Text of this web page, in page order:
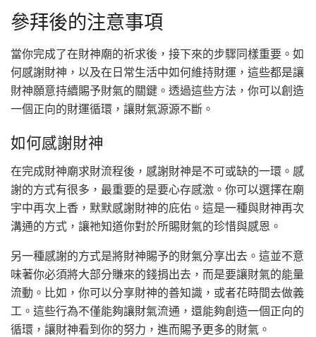
參拜後的注意事項
當你完成了在財神廟的祈求後，接下來的步驟同樣重要。如
何感謝財神，以及在日常生活中如何維持財運，這些都是讓
財神願意持續賜予財氣的關鍵。透過這些方法，你可以創造
一個正向的財運循環，讓財氣源源不斷。
如何感謝財神
在完成財神廟求財流程後，感謝財神是不可或缺的一環。感
謝的方式有很多，最重要的是要心存感激。你可以選擇在廟
宇中再次上香，默默感謝財神的庇佑。這是一種與財神再次
溝通的方式，讓祂知道你對於所賜財氣的珍惜與感恩。
另一種感謝的方式是將財神賜予的財氣分享出去。這並不意
味著你必須將大部分賺來的錢捐出去，而是要讓財氣的能量
流動。比如，你可以分享財神的善知識，或者花時間去做義
工。這些行為不僅能夠讓財氣流通，還能夠創造一個正向的
循環，讓財神看到你的努力，進而賜予更多的財氣。